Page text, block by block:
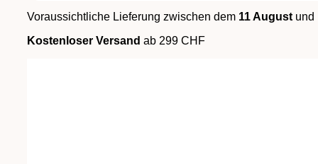
Voraussichtliche Lieferung zwischen dem 11 August und
Kostenloser Versand ab 299 CHF